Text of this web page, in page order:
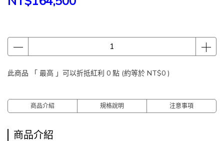
此商品 「 最高 」可以折抵紅利 0 點 (約等於 NT$0 )
商品介紹 規格說明 注意事項
商品介紹